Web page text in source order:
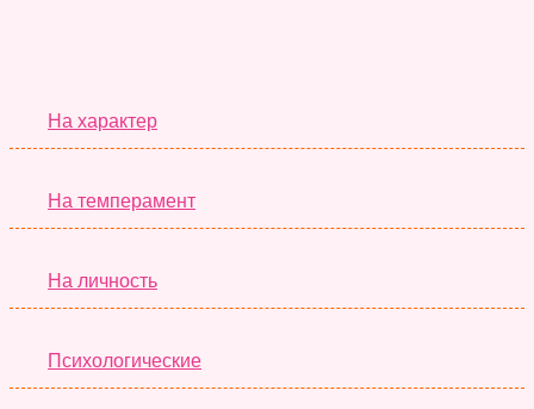
На характер
На темперамент
На личность
Психологические